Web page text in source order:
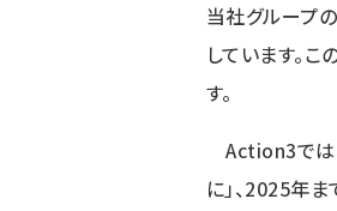
当社グループ
しています。
す。
Action3では
に」、2025年